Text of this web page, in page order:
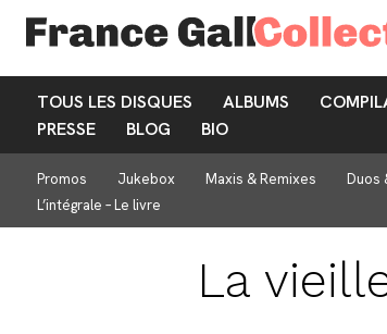
TOUS LES DISQUES ALBUMS
PRESSE
BLOG BIO
Promos Jukebox Maxis & Remixes Duos
L’intégrale – Le livre
La